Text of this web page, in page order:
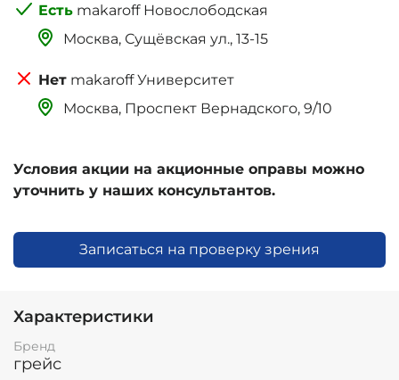
makaroff Новослободская
Москва, Сущёвская ул., 13-15
makaroff Университет
Москва, Проспект Вернадского, 9/10
Условия акции на акционные оправы можно
уточнить у наших консультантов.
Записаться на проверку зрения
Характеристики
Бренд
грейс